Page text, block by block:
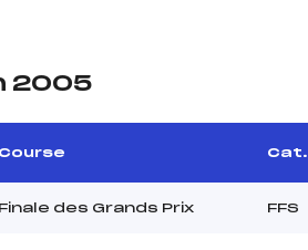
2005
Course Cat.
Finale des Grands Prix FFS